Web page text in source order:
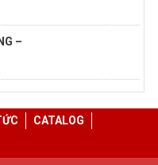
–
CATALOG